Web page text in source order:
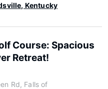
Kentucky
Course: Spacious
Retreat!
Rd, Falls of